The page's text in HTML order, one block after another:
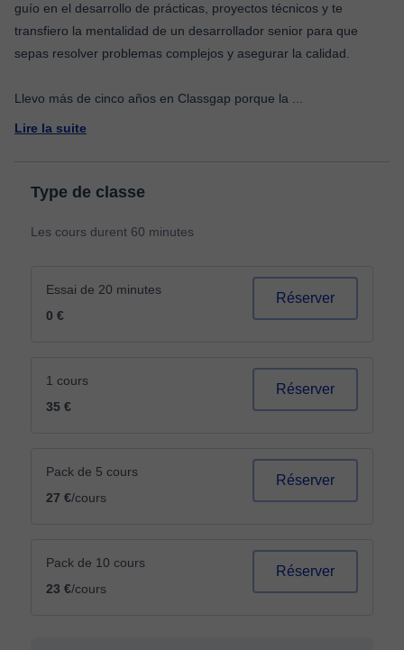
guío en el desarrollo de prácticas, proyectos técnicos y te
transfiero la mentalidad de un desarrollador senior para que
sepas resolver problemas complejos y asegurar la calidad.
Llevo más de cinco años en Classgap porque la
Lire la suite
Type de classe
Les cours durent 60 minutes
Essai de 20 minutes
0 €
Réserver
1 cours
35 €
Réserver
Pack de 5 cours
27 €/cours
Réserver
Pack de 10 cours
23 €/cours
Réserver